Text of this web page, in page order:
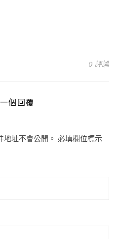
0 評論
個回覆
址不會公開。 必填欄位標示